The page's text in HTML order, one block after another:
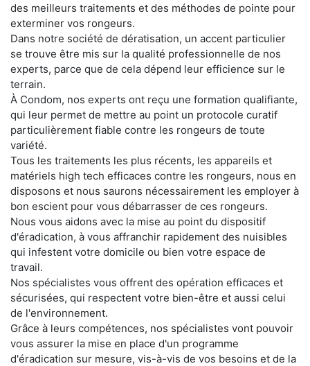
des meilleurs traitements et des méthodes de pointe pour
exterminer vos rongeurs.
Dans notre société de dératisation, un accent particulier
se trouve être mis sur la qualité professionnelle de nos
experts, parce que de cela dépend leur efficience sur le
terrain.
À Condom, nos experts ont reçu une formation qualifiante,
qui leur permet de mettre au point un protocole curatif
particulièrement fiable contre les rongeurs de toute
variété.
Tous les traitements les plus récents, les appareils et
matériels high tech efficaces contre les rongeurs, nous en
disposons et nous saurons nécessairement les employer à
bon escient pour vous débarrasser de ces rongeurs.
Nous vous aidons avec la mise au point du dispositif
d'éradication, à vous affranchir rapidement des nuisibles
qui infestent votre domicile ou bien votre espace de
travail.
Nos spécialistes vous offrent des opération efficaces et
sécurisées, qui respectent votre bien-être et aussi celui
de l'environnement.
Grâce à leurs compétences, nos spécialistes vont pouvoir
vous assurer la mise en place d'un programme
d'éradication sur mesure, vis-à-vis de vos besoins et de la